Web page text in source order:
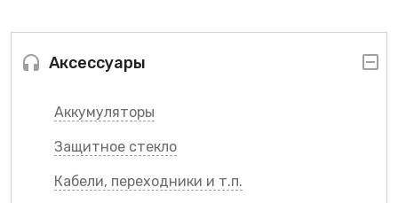
Аксессуары
Аккумуляторы
Защитное стекло
Кабели, переходники и т.п.